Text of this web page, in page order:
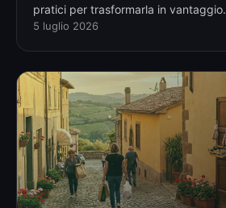
pratici per trasformarla in vantaggio.
5 luglio 2026